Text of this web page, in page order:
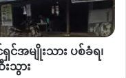
နှင့် ရှမ်းနီလက်နက်ကိုင်တို့
ငွေခြိမ်းခြောက်
ကြဖို့ ဒေသခံတွေကပြော
အမျိုးသား ပစ်ခံရ၊
သွား